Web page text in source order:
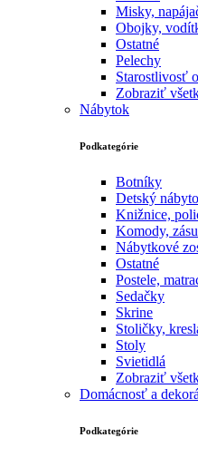
Misky,
Obojky,
Ostatné
Pelechy
Starostlivosť
Zobraziť
Nábytok
Podkategórie
Botníky
Detský
Knižnice,
Komody,
Nábytkové
Ostatné
Postele,
Sedačky
Skrine
Stoličky,
Stoly
Svietidlá
Zobraziť
Domácnosť a
Podkategórie